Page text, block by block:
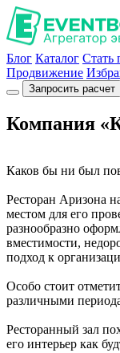
Блог Каталог Стать
Продвижение
Запросить расчет
Компания
Каков бы ни был
Ресторан Аризона
местом для его
разнообразно
вместимости,
подход к
Особо стоит
различными
Ресторанный зал
его интерьер как